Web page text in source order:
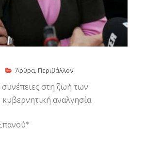
Άρθρα,Περιβάλλον
συνέπειες στη ζωή των
αναλγησία